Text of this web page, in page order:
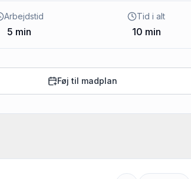
Arbejdstid
5 min
Tid i alt
10 min
Føj til madplan